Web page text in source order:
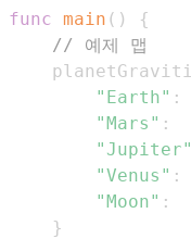
func main ( )
{
// 예제 맵
"Earth" :
"Mars" :
"Jupiter"
"Venus" :
"Moon" :
}